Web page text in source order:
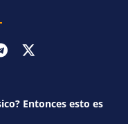
Entonces esto es